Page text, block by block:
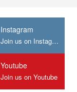
Instagram
Join us on Instagram
Youtube
Join us on Youtube